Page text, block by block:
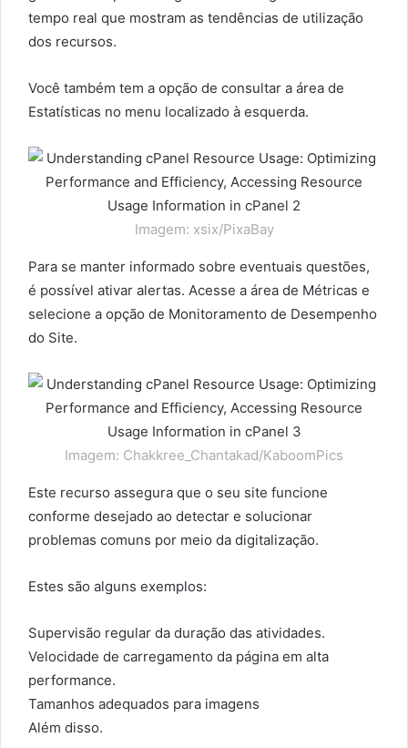
tempo real que mostram as tendências de utilização
dos recursos.
Você também tem a opção de consultar a área de
Estatísticas no menu localizado à esquerda.
Imagem: xsix/PixaBay
Para se manter informado sobre eventuais questões,
é possível ativar alertas. Acesse a área de Métricas e
selecione a opção de Monitoramento de Desempenho
do Site.
Imagem: Chakkree_Chantakad/KaboomPics
Este recurso assegura que o seu site funcione
conforme desejado ao detectar e solucionar
problemas comuns por meio da digitalização.
Estes são alguns exemplos:
Supervisão regular da duração das atividades.
Velocidade de carregamento da página em alta
performance.
Tamanhos adequados para imagens
Além disso.